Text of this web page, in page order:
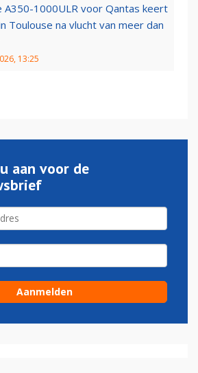
A350-1000ULR voor Qantas keert
Toulouse na vlucht van meer dan
13:25
aan voor de